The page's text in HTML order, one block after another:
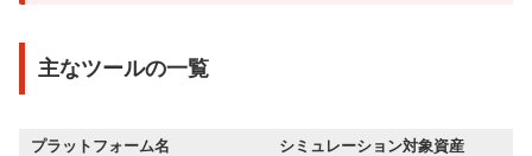
主なツールの一覧
プラットフォーム名
シミュレーション対象資産